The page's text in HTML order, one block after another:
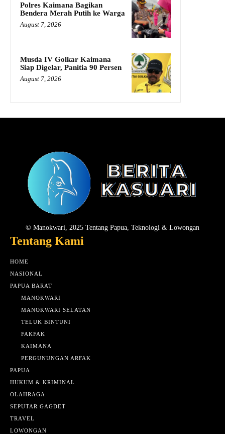
Polres Kaimana Bagikan
Bendera Merah Putih ke Warga
August 7, 2026
Musda IV Golkar Kaimana
Siap Digelar, Panitia 90 Persen
August 7, 2026
© Manokwari, 2025 Tentang Papua, Teknologi & Lowongan
Tentang Kami
HOME
NASIONAL
PAPUA BARAT
MANOKWARI
MANOKWARI SELATAN
TELUK BINTUNI
FAKFAK
KAIMANA
PERGUNUNGAN ARFAK
PAPUA
HUKUM & KRIMINAL
OLAHRAGA
SEPUTAR GAGDET
TRAVEL
LOWONGAN